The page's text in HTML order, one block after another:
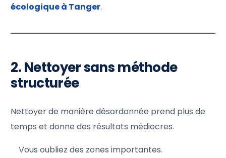
écologique à Tanger.
2. Nettoyer sans méthode
structurée
Nettoyer de manière désordonnée prend plus de
temps et donne des résultats médiocres.
Vous oubliez des zones importantes.